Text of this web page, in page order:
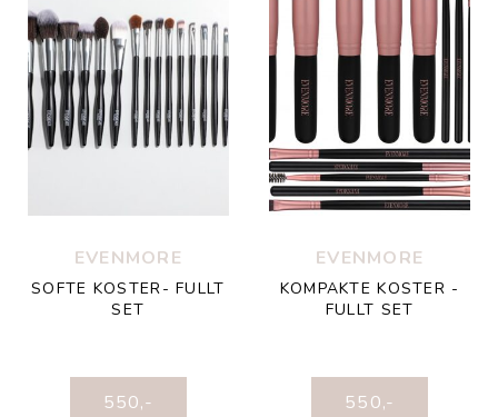
EVENMORE
SOFTE KOSTER- FULLT
SET
550,-
EVENMORE
KOMPAKTE KOSTER -
FULLT SET
550,-